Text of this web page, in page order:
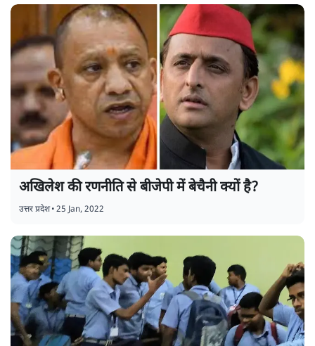
अखिलेश की रणनीति से बीजेपी में बेचैनी क्यों है?
उत्तर प्रदेश•25 Jan, 2022